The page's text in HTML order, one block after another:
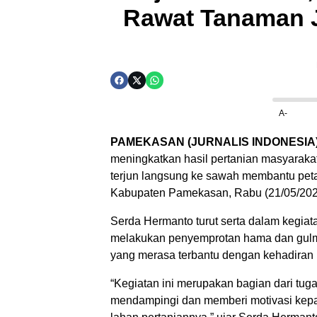
Rawat
A-
PAMEKASAN (JURNALIS
meningkatkan hasil pertanian
terjun langsung ke sawah membantu
Kabupaten Pamekasan, Rabu (21/05/
Serda Hermanto turut serta dalam
melakukan penyemprotan hama dan
yang merasa terbantu dengan
“Kegiatan ini merupakan bagian dari
mendampingi dan memberi motivasi